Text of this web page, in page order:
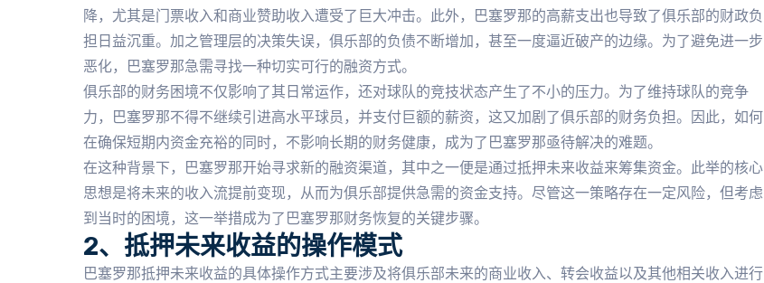
降，尤其是门票收入和商业赞助收入遭受了巨大冲击。此外，巴塞罗那的高薪支出也导致了俱乐部的财政负
担日益沉重。加之管理层的决策失误，俱乐部的负债不断增加，甚至一度逼近破产的边缘。为了避免进一步
恶化，巴塞罗那急需寻找一种切实可行的融资方式。
俱乐部的财务困境不仅影响了其日常运作，还对球队的竞技状态产生了不小的压力。为了维持球队的竞争
力，巴塞罗那不得不继续引进高水平球员，并支付巨额的薪资，这又加剧了俱乐部的财务负担。因此，如何
在确保短期内资金充裕的同时，不影响长期的财务健康，成为了巴塞罗那亟待解决的难题。
在这种背景下，巴塞罗那开始寻求新的融资渠道，其中之一便是通过抵押未来收益来筹集资金。此举的核心
思想是将未来的收入流提前变现，从而为俱乐部提供急需的资金支持。尽管这一策略存在一定风险，但考虑
到当时的困境，这一举措成为了巴塞罗那财务恢复的关键步骤。
2、抵押未来收益的操作模式
巴塞罗那抵押未来收益的具体操作方式主要涉及将俱乐部未来的商业收入、转会收益以及其他相关收入进行